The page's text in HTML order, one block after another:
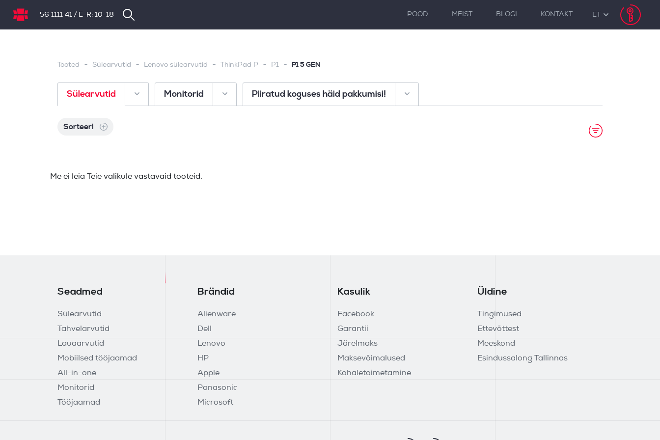
NB.ee
56 1111 41 / E-R: 10-18 POOD MEIST BLOGI KONTAKT ET
Tooted - Sülearvutid - Lenovo sülearvutid - ThinkPad P - P1 - P1 5 GEN
Sülearvutid Monitorid Piiratud koguses häid pakkumisi!
Sorteeri
Me ei leia Teie valikule vastavaid tooteid.
Seadmed
Sülearvutid
Tahvelarvutid
Lauaarvutid
Mobiilsed tööjaamad
All-in-one
Monitorid
Tööjaamad
Brändid
Alienware
Dell
Lenovo
HP
Apple
Panasonic
Microsoft
Kasulik
Facebook
Garantii
Järelmaks
Maksevõimalused
Kohaletoimetamine
Üldine
Tingimused
Ettevõttest
Meeskond
Esindussalong Tallinnas